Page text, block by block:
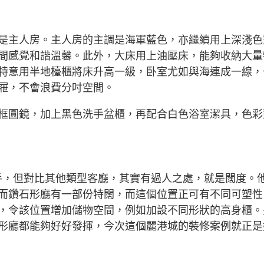
主人房。主人房的主調是海軍藍色，亦繼續用上深淺
感覺和諧溫馨。此外，大床用上油壓床，能夠收納大
意用半地檯櫃將床升高一級，卧室尤如與海連成一線
，不會浪費分吋空間。
圓鏡，加上黑色洗手盆櫃，再配合白色浴室潔具，色
但對比其他類型客廳，其實有過人之處，就是闊度。
鑽石形廳有一部份特闊，而這個位置正可有不同可塑
令該位置增加儲物空間，例如加設不同形狀的高身櫃
廳都能夠好好發揮，今次這個麗港城的裝修案例就正